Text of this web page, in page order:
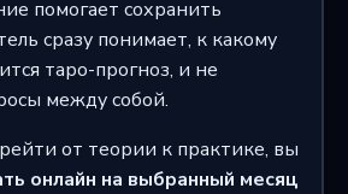
помогает сохранить
сразу понимает, к какому
таро-прогноз, и не
между собой.
от теории к практике, вы
онлайн на выбранный месяц